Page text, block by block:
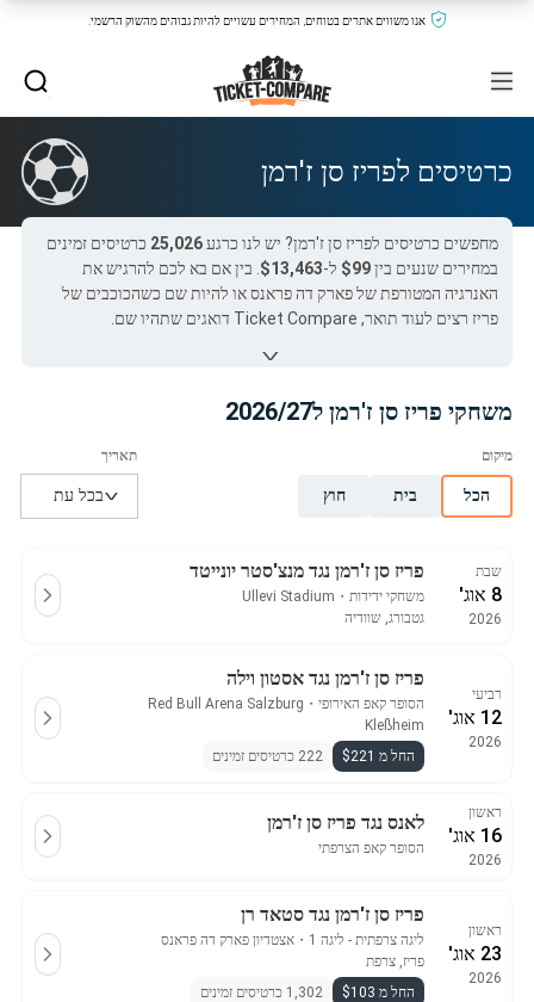
אנו משווים אתרים בטוחים, המחירים עשויים להיות גבוהים מהשוק הרשמי.
כרטיסים לפריז סן ז'רמן
מחפשים כרטיסים לפריז סן ז'רמן? יש לנו כרגע25,026 כרטיסים זמינים
במחירים שנעים בין$99 ל-$13,463 . בין אם בא לכם להרגיש את
האנרגיה המטורפת של פארק דה פראנס או להיות שם כשהכוכבים של
פריז רצים לעוד תואר, Ticket Compare דואגים שתהיו שם.
בראש שקט ולהיות חלק מהמסע של הפריזאים אל התהילה.
כל כרטיסי פריז סן ז'רמן ב-Ticket-Compare.com הם אותנטיים,
ממוכרים מאומתים מראש שמספקים אחריות של 100%.
משחקי פריז סן ז'רמן ל2026/27
הכל בית חוץ
שבת
8 אוג'
2026
פריז סן ז'רמן נגד מנצ'סטר יונייטד
משחקי ידידות ・
Ullevi Stadium
גטבורג, שוודיה
רביעי
12 אוג'
2026
פריז סן ז'רמן נגד אסטון וילה
הסופר קאפ האירופי ・
Red Bull Arena Salzburg
Kleßheim
החל מ $221
222 כרטיסים זמינים
ראשון
16 אוג'
2026
לאנס נגד פריז סן ז'רמן
הסופר קאפ הצרפתי
ראשון
23 אוג'
2026
פריז סן ז'רמן נגד סטאד רן
ליגה צרפתית - ליגה 1 ・ אצטדיון פארק דה פראנס
פריז, צרפת
החל מ $103
1,302 כרטיסים זמינים